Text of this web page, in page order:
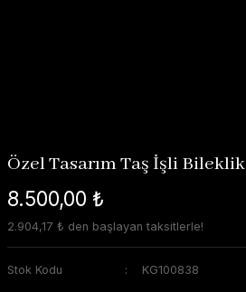
Özel Tasarım Taş İşli Bileklik
8.500,00 ₺
2.904,17 ₺ den başlayan taksitlerle!
Stok Kodu KG100838